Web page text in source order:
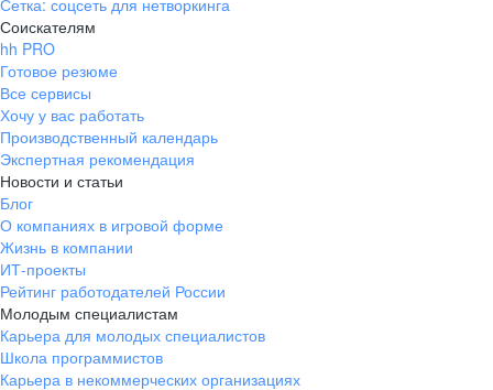
Сетка: соцсеть для нетворкинга
Соискателям
hh PRO
Готовое резюме
Все сервисы
Хочу у вас работать
Производственный календарь
Экспертная рекомендация
Новости и статьи
Блог
О компаниях в игровой форме
Жизнь в компании
ИТ-проекты
Рейтинг работодателей России
Молодым специалистам
Карьера для молодых специалистов
Школа программистов
Карьера в некоммерческих организациях